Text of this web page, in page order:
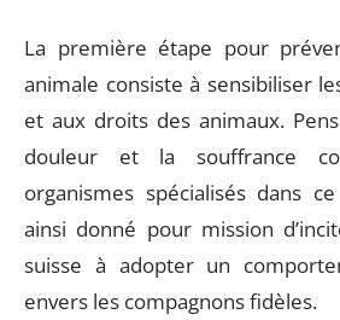
La première étape pour
animale consiste à sensibiliser
et aux droits des animaux.
douleur et la souffrance
organismes spécialisés dans
ainsi donné pour mission
suisse à adopter un
envers les compagnons fidèles.